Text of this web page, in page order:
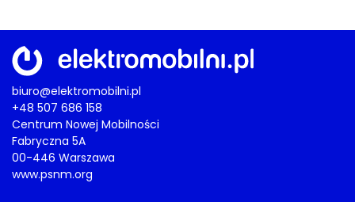
biuro@elektromobilni.pl
+48 507 686 158
Centrum Nowej Mobilności
Fabryczna 5A
00-446 Warszawa
www.psnm.org